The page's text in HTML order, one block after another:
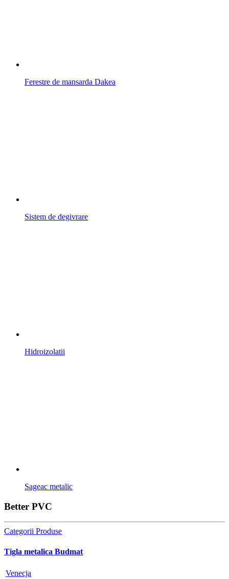
Ferestre de mansarda Dakea
Sistem de degivrare
Hidroizolatii
Sageac metalic
Better PVC
Categorii Produse
Tigla metalica Budmat
Venecja